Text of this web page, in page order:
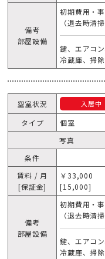
備考
部屋設備
初期費用・
（退去時清
鍵、エアコ
冷蔵庫、掃
空室状況 入居中
タイプ
個室
写真
条件
賃料 / 月
[保証金]
￥33,000
[15,000]
備考
部屋設備
初期費用・
（退去時清
鍵、エアコ
冷蔵庫、掃